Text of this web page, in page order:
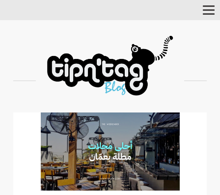
Toggle